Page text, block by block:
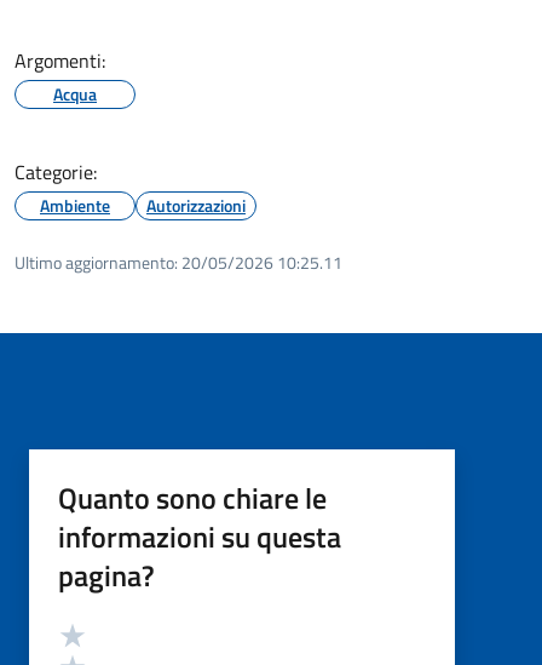
Argomenti:
Acqua
Categorie:
Ambiente Autorizzazioni
Ultimo aggiornamento: 20/05/2026 10:25.11
Quanto sono chiare le
informazioni su questa
pagina?
Valutazione